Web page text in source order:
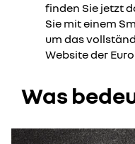
finden Sie jetzt
Sie mit einem
um das
Website der
Was